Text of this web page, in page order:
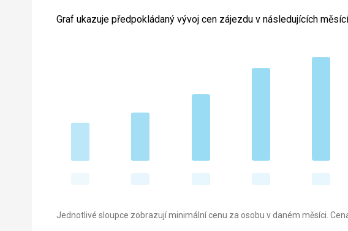
Graf ukazuje předpokládaný vývoj cen zájezdu v následujících
Jednotlivé sloupce zobrazují minimální cenu za osobu v daném měsíci.